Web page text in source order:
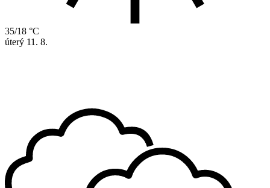
35/18 °C
úterý 11. 8.